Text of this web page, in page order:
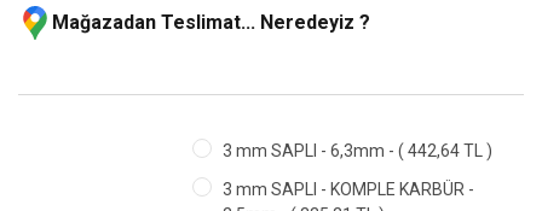
Mağazadan Teslimat... Neredeyiz ?
3 mm SAPLI - 6,3mm - ( 442,64 TL )
3 mm SAPLI - KOMPLE KARBÜR -